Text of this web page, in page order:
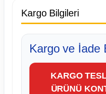
Kargo Bilgileri
Kargo ve İade
KARGO
ÜRÜNÜ